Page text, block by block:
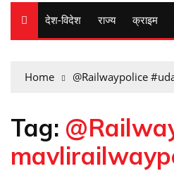
देश-विदेश राज्य क्राइम
Home @Railwaypolice
Tag: